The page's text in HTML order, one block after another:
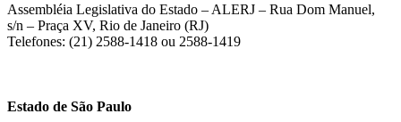
Assembléia Legislativa do Estado – ALERJ – Rua Dom Manuel,
s/n – Praça XV, Rio de Janeiro (RJ)
Telefones: (21) 2588-1418 ou 2588-1419
Estado de São Paulo